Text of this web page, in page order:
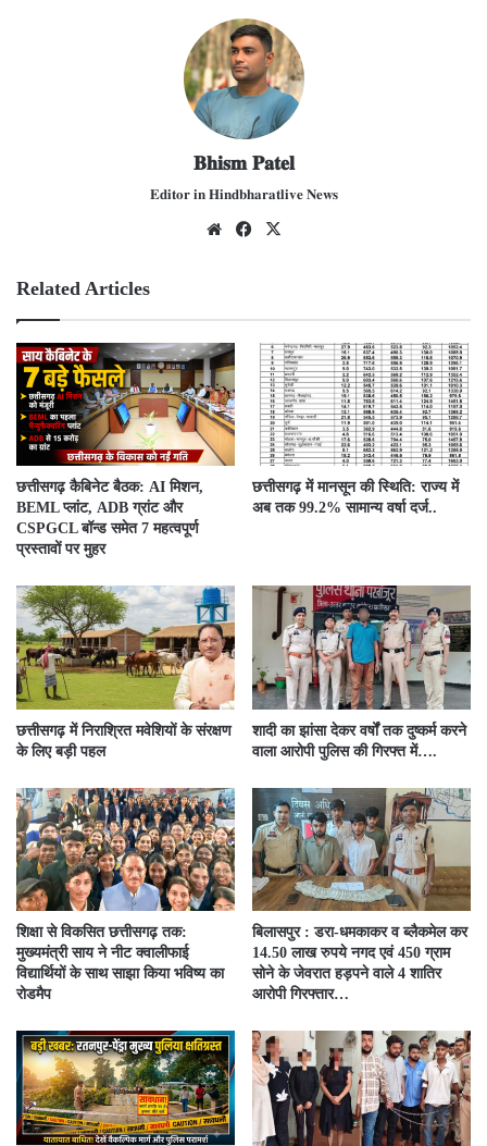
𝐁𝐡𝐢𝐬𝐦 𝐏𝐚𝐭𝐞𝐥
𝐄𝐝𝐢𝐭𝐨𝐫 𝐢𝐧 𝐇𝐢𝐧𝐝𝐛𝐡𝐚𝐫𝐚𝐭𝐥𝐢𝐯𝐞 𝐍𝐞𝐰𝐬
We
Fac
Related Articles
छत्तीसगढ़ कैबिनेट बैठक: AI मिशन,
BEML प्लांट, ADB ग्रांट और
CSPGCL बॉन्ड समेत 7 महत्वपूर्ण
प्रस्तावों पर मुहर
छत्तीसगढ़ में मानसून की स्थिति: राज्य में
अब तक 99.2% सामान्य वर्षा दर्ज..
छत्तीसगढ़ में निराश्रित मवेशियों के संरक्षण
के लिए बड़ी पहल
शादी का झांसा देकर वर्षों तक दुष्कर्म करने
वाला आरोपी पुलिस की गिरफ्त में….
शिक्षा से विकसित छत्तीसगढ़ तक:
मुख्यमंत्री साय ने नीट क्वालीफाई
विद्यार्थियों के साथ साझा किया भविष्य का
रोडमैप
बिलासपुर : डरा-धमकाकर व ब्लैकमेल कर
14.50 लाख रुपये नगद एवं 450 ग्राम
सोने के जेवरात हड़पने वाले 4 शातिर
आरोपी गिरफ्तार…